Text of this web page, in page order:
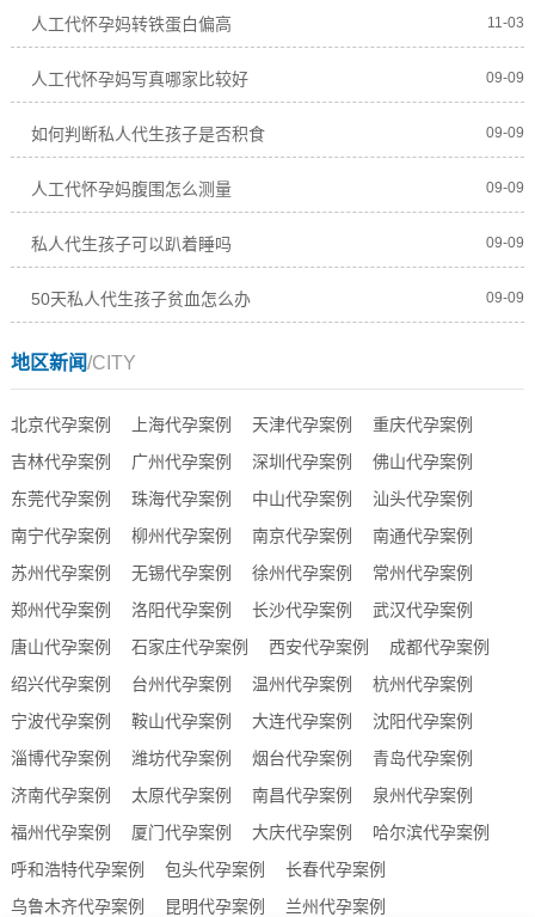
人工代怀孕妈转铁蛋白偏高 11-03
人工代怀孕妈写真哪家比较好 09-09
如何判断私人代生孩子是否积食 09-09
人工代怀孕妈腹围怎么测量 09-09
私人代生孩子可以趴着睡吗 09-09
50天私人代生孩子贫血怎么办 09-09
地区新闻/CITY
北京代孕案例 上海代孕案例 天津代孕案例
重庆代孕案例
吉林代孕案例
广州代孕案例 深圳代孕案例
佛山代孕案例
东莞代孕案例
珠海代孕案例 中山代孕案例
汕头代孕案例
南宁代孕案例
柳州代孕案例 南京代孕案例
南通代孕案例
苏州代孕案例
无锡代孕案例 徐州代孕案例
常州代孕案例
郑州代孕案例
洛阳代孕案例 长沙代孕案例
武汉代孕案例
唐山代孕案例
石家庄代孕案例 西安代孕案例
成都代孕案例
绍兴代孕案例
台州代孕案例 温州代孕案例
杭州代孕案例
宁波代孕案例
鞍山代孕案例 大连代孕案例
沈阳代孕案例
淄博代孕案例
潍坊代孕案例 烟台代孕案例
青岛代孕案例
济南代孕案例
太原代孕案例 南昌代孕案例
泉州代孕案例
福州代孕案例
厦门代孕案例 大庆代孕案例
哈尔滨代孕案例
呼和浩特代孕案例
包头代孕案例
长春代孕案例
乌鲁木齐代孕案例
昆明代孕案例 兰州代孕案例